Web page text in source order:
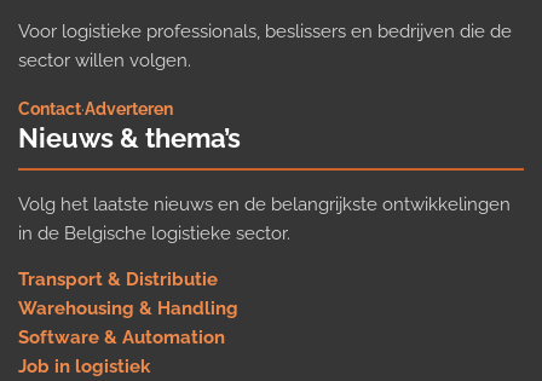
Voor logistieke professionals, beslissers en bedrijven die de
sector willen volgen.
Contact·Adverteren
Nieuws & thema’s
Volg het laatste nieuws en de belangrijkste ontwikkelingen
in de Belgische logistieke sector.
Transport & Distributie
Warehousing & Handling
Software & Automation
Job in logistiek